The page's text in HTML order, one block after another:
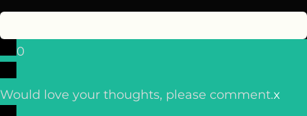
0
Would love your thoughts, please comment.x